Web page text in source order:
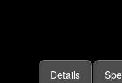
Details